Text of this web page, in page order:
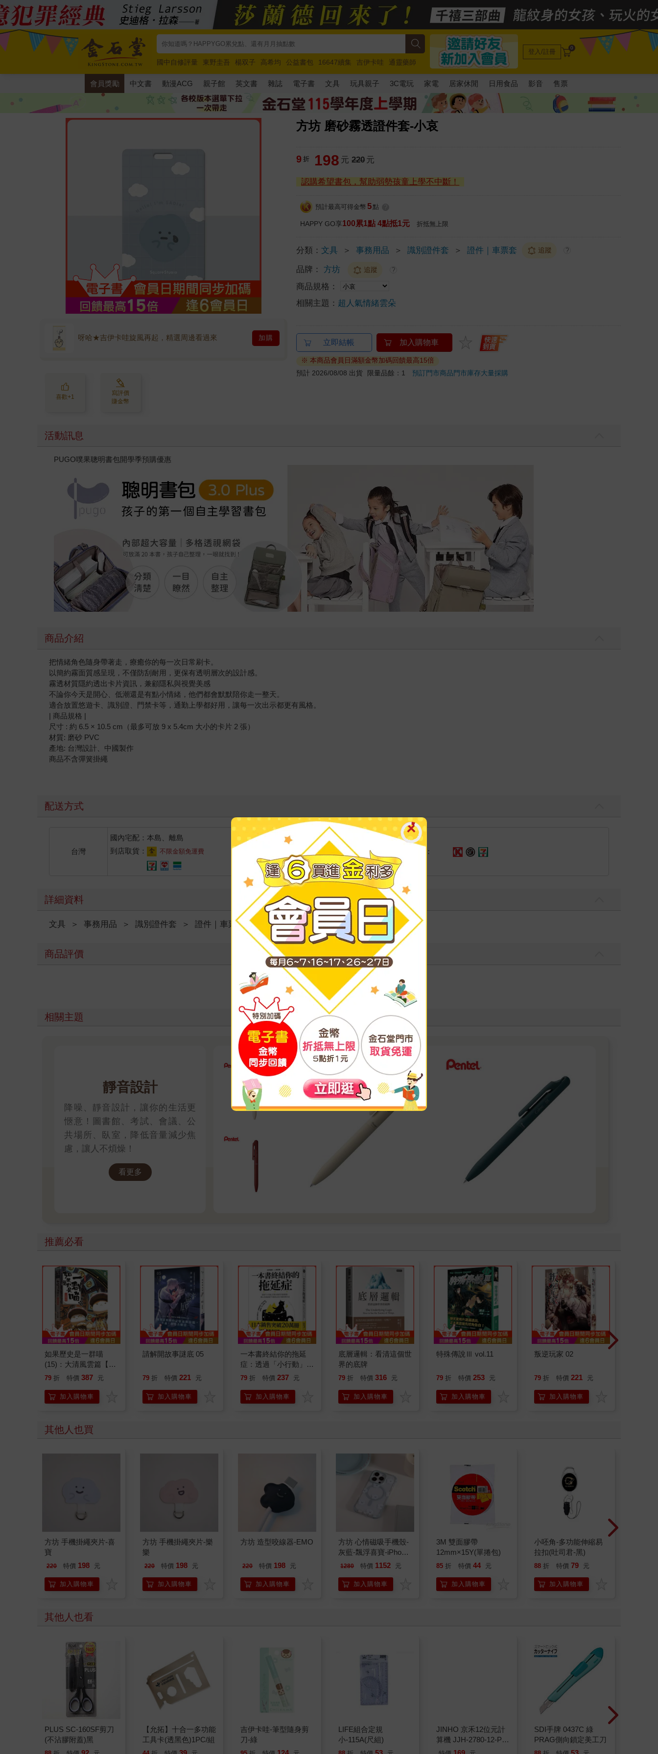
國中自修評量 東野圭吾 楊双子 高希均 公益書包 16647續集 吉伊卡哇
通靈藥師
唯紅花綻放
奧德賽 路邊攤新作 馬斯克 玩具總動員5 超慢跑
登入/註冊 0
會員獎勵 中文書 動漫ACG 親子館 英文書 雜誌 電子書 文具 玩具親子 3C電玩 家電 居家休閒 日用食品 影音 售票
方坊 磨砂霧透證件套-小哀
呀哈★吉伊卡哇旋風再起，精選周邊看過來 加購
喜歡+1
寫評價
賺金幣
9 折 198 元 220 元
認購希望書包，幫助弱勢孩童上學不中斷！
預計最高可得金幣 5 點
HAPPY GO享100累1點 4點抵1元 折抵無上限
分類：文具 ＞ 事務用品 ＞ 識別證件套 ＞ 證件｜車票套 追蹤 ?
品牌： 方坊 追蹤 ?
商品規格：
相關主題： 超人氣情緒雲朵
立即結帳 加入購物車
※ 本商品會員日滿額金幣加碼回饋最高15倍
預計 2026/08/08 出貨
限量品餘：1預訂門市商品門市庫存大量採購
活動訊息
PUGO噗果聰明書包開學季預購優惠
商品介紹
把情緒角色隨身帶著走，療癒你的每一次日常刷卡。
以簡約霧面質感呈現，不僅防刮耐用，更保有透明層次的設計感。
霧透材質隱約透出卡片資訊，兼顧隱私與視覺美感
不論你今天是開心、低潮還是有點小情緒，他們都會默默陪你走一整天。
適合放置悠遊卡、識別證、門禁卡等，通勤上學都好用，讓每一次出示都更有風格。
| 商品規格 |
尺寸 : 約 6.5 × 10.5 cm（最多可放 9 x 5.4cm 大小的卡片 2 張）
材質: 磨砂 PVC
產地: 台灣設計、中國製作
商品不含彈簧掛繩
配送方式
台灣
國內宅配：本島、離島
到店取貨：
不限金額免運費 海外 港澳店取：
詳細資料
文具 ＞ 事務用品 ＞ 識別證件套 ＞ 證件｜車票套
商品評價
寫評價
相關主題
靜音設計
降噪、靜音設計，讓你的生活更
愜意！圖書館、考試、會議、公
共場所、臥室，降低音量減少焦
慮，讓人不煩燥！
看更多
推薦必看
如果歷史是一群喵
(15)：大清風雲篇【萌
貓漫畫學歷史】
79 折 特價 387 元
加入購物車
請解開故事謎底 05
79 折 特價 221 元
加入購物車
一本書終結你的拖延
症：透過「小行動」打
開大腦的行動開關，懶
的37個科學方法
79 折 特價 237 元
加入購物車
底層邏輯：看清這個世
界的底牌
79 折 特價 316 元
加入購物車
特殊傳說Ⅲ vol.11
79 折 特價 253 元
加入購物車
叛逆玩家 02
79 折 特價 221 元
加入購物車
其他人也買
方坊 手機掛繩夾片-喜
寶
220 特價 198 元
加入購物車
方坊 手機掛繩夾片-樂
樂
220 特價 198 元
加入購物車
方坊 造型咬線器-EMO
220 特價 198 元
加入購物車
方坊 心情磁吸手機殼-
灰藍-飄浮喜寶-iPhone
17
1280 特價 1152 元
加入購物車
3M 雙面膠帶
12mm×15Y(單捲包)
85 折 特價 44 元
加入購物車
小呸角-多功能伸縮易
拉扣(吐司君-黑)
88 折 特價 79 元
加入購物車
其他人也看
PLUS SC-160SF剪刀
(不沾膠附蓋)黑
【允拓】十合一多功能
工具卡(透黑色)1PC/組
吉伊卡哇-筆型隨身剪
刀-綠
LIFE組合定規
小-115A(尺組)
JINHO 京禾12位元計
算機 JJH-2780-12-P
(粉)
SDI手牌 0437C 綠
PRAG側向鎖定美工刀